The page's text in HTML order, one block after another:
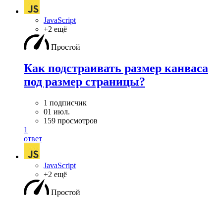
JavaScript
+2 ещё
Простой
Как подстраивать размер канваса
под размер страницы?
1 подписчик
01 июл.
159 просмотров
1
ответ
JavaScript
+2 ещё
Простой